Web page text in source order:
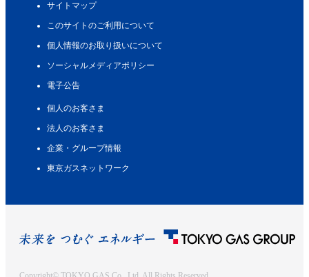
サイトマップ
このサイトのご利用について
個人情報のお取り扱いについて
ソーシャルメディアポリシー
電子公告
個人のお客さま
法人のお客さま
企業・グループ情報
東京ガスネットワーク